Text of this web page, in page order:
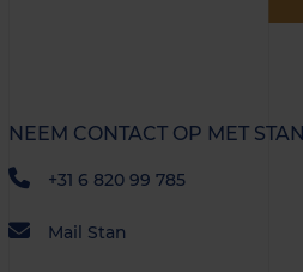
NEEM CONTACT OP MET STAN
+31 6 820 99 785
Mail Stan